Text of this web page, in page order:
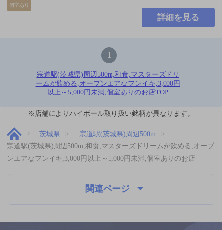
個室あり
詳細を見る
1
宗道駅(茨城県)周辺500m,和食,マスターズドリ
ームが飲める,オープンエアなフンイキ,3,000円
以上～5,000円未満,個室ありのお店TOP
※店舗によりハイボール取り扱い銘柄が異なります。
茨城県
宗道駅(茨城県)周辺500m
宗道駅(茨城県)周辺500m,和食,マスターズドリームが飲める,オープ
ンエアなフンイキ,3,000円以上～5,000円未満,個室ありのお店
関連ページ